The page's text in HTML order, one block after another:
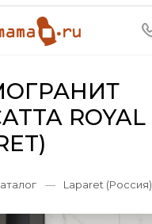
ROYAL
— Laparet (Россия)